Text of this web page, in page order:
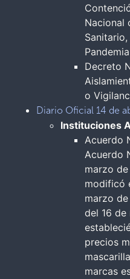
Nacional
Decreto
o
Diario Oficial 14 de
Instituciones
Acuerdo
Acuerdo
marzo
modificó
marzo
del 16
precios
marcas